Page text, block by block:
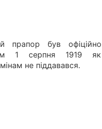
прапор був офіційно
1 серпня 1919 як
не піддавався.